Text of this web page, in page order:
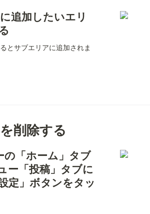
追加したいエリ
とサブエリアに追加されま
削除する
の「ホーム」タブ
ー「投稿」タブに
定」ボタンをタッ